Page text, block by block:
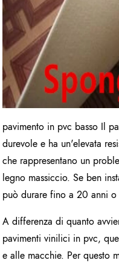
pavimento in pvc basso Il
durevole e ha un'elevata
che rappresentano un
legno massiccio. Se ben
può durare fino a 20 anni
A differenza di quanto
pavimenti vinilici in pvc,
e alle macchie. Per questo